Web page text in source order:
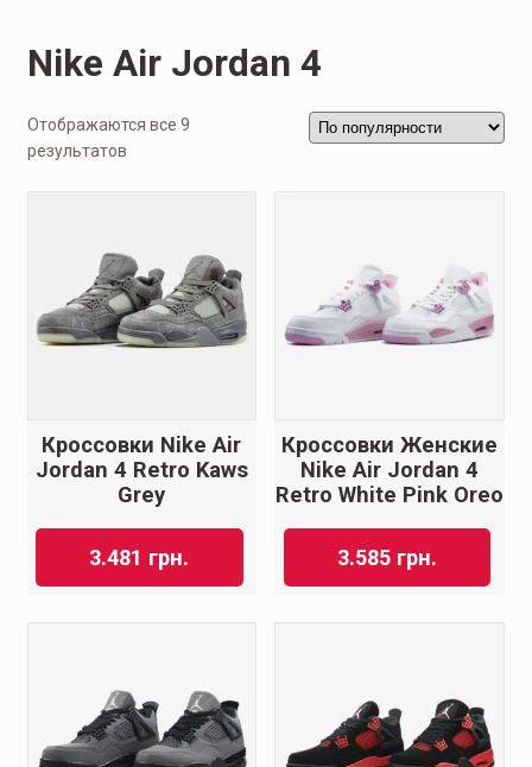
Nike Air Jordan 4
Отображаются все 9
результатов
Кроссовки Nike Air
Jordan 4 Retro Kaws
Grey
3.481 грн.
Кроссовки Женские
Nike Air Jordan 4
Retro White Pink Oreo
3.585 грн.